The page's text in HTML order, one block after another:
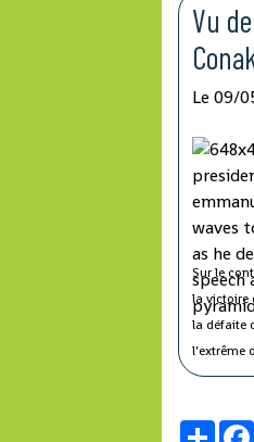
Vu
que
Le 09/
Sur le
la victoire
la défaite
l’extrême
retient.
guinéen,